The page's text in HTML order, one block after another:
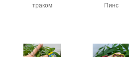
траком
Пинс